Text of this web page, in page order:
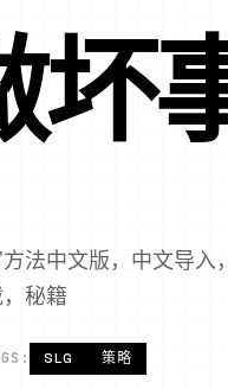
坏
法中文版，中文导入
秘籍
SLG 策略